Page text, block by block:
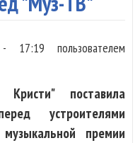
17:19 пользователем
Кристи" поставила
устроителями
музыкальной премии